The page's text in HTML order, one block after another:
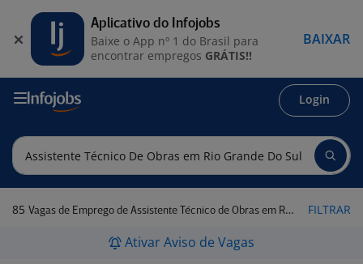
Login
85 Vagas de Emprego de Assistente Técnico de Obras em Rio Grande do Sul FILTRAR
Ativar Aviso de Vagas
Aplicativo do Infojobs
Baixe o App nº 1 do Brasil para
encontrar empregos GRÁTIS!!
BAIXAR